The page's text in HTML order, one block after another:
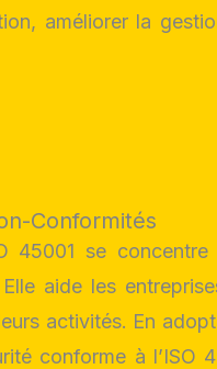
améliorer la
Conformités
45001 se
aide les
activités. En
conforme à l’ISO